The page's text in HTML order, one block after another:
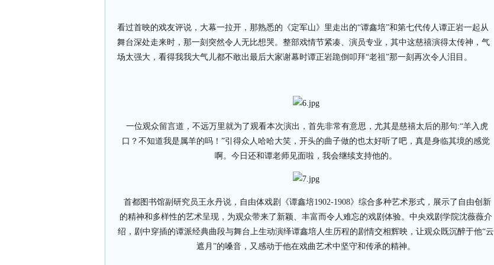
看过首映的戏友评说，大幕一拉开，那熟悉的《定军山》里走出的“谭鑫培”和第七代传人谭正岩一起从
舞台深处走来时，那一刻突然令人无比想哭。整部戏情节紧凑、演员专业，其中这慈禧演得太传神，气
场太强大，看得我我大气儿都不敢出最后大家谢幕时谭正岩跪倒叩拜“老祖”那一刻再次令人泪目。
一位观众留言道，不远万里就为了观看本次演出，首先非常有意思，尤其是慈禧太后的那句:“羊入虎
口？不知道我是属羊的吗！”引得众人哈哈大笑，开头的曲子做的也太好听了吧，真是身临其境的感觉
啊。今日还和谭老师见面啦，我会继续支持他的。
首都图书馆副研究员王永丹说，自由体戏剧《谭鑫培1902-1908》综合多种艺术形式，展示了自由创新
的精神和多样性的艺术呈现，为观众带来了新颖、丰富而令人难忘的戏剧体验。中央戏剧学院沈薇薇介
绍，剧中穿插的谭派经典曲段与舞台上生动演绎谭鑫培人生历程的剧情交相辉映，让观众既沉醉于他“云
遮月”的嗓音，又感动于他在戏曲艺术中坚守和传承的精神。